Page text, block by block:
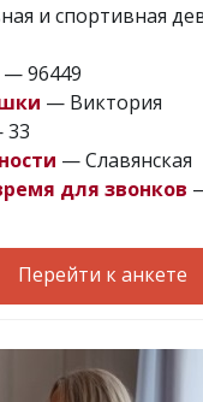
и спортивная
— 96449
— Виктория
— Славянская
для звонков
Перейти к анкете